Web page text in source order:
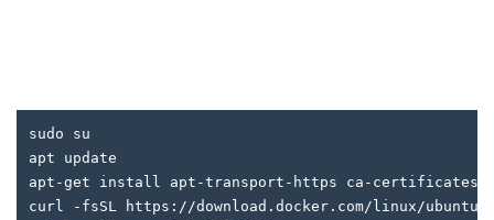
sudo su
apt update
apt-get install apt-transport-https ca-certificates
curl -fsSL https://download.docker.com/linux/